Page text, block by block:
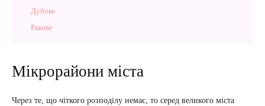
Дубове
Ракове
Мікрорайони міста
Через те, що чіткого розподілу немає, то серед великого міста